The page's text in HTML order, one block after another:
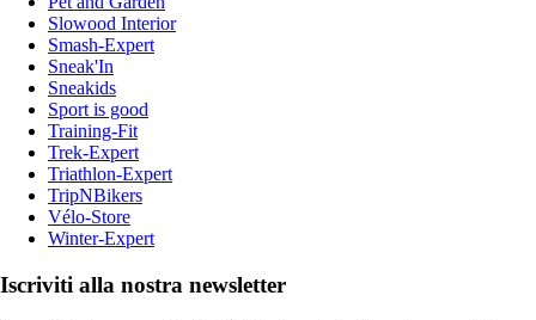
Slowood Interior
Smash-Expert
Sneak'In
Sneakids
Sport is good
Training-Fit
Trek-Expert
Triathlon-Expert
TripNBikers
Vélo-Store
Winter-Expert
Iscriviti alla nostra newsletter